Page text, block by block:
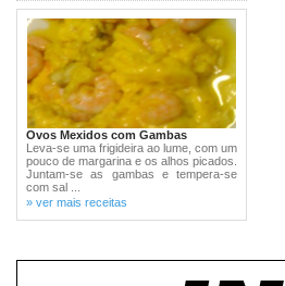
Ovos Mexidos com Gambas
Leva-se uma frigideira ao lume, com um
pouco de margarina e os alhos picados.
Juntam-se as gambas e tempera-se
com sal ...
» ver mais receitas